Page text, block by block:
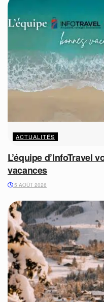
ACTUALITÉS
L’équipe d’InfoTravel
vacances
5 AOÛT 2026